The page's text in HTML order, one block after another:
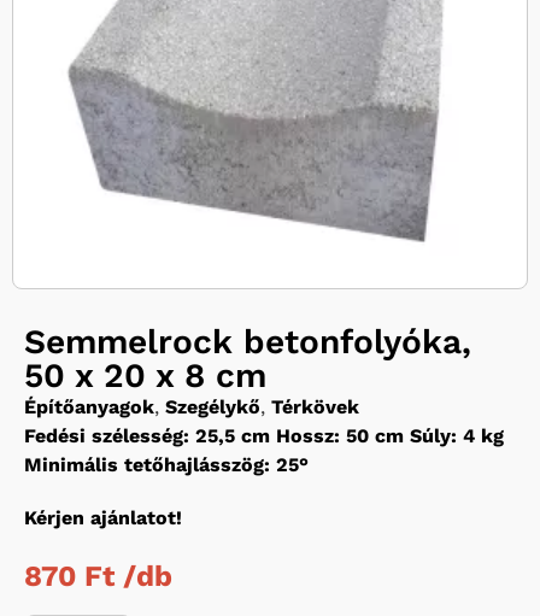
Semmelrock betonfolyóka,
50 x 20 x 8 cm
Építőanyagok, Szegélykő, Térkövek
Fedési szélesség: 25,5 cm Hossz: 50 cm Súly: 4 kg
Minimális tetőhajlásszög: 25°
Kérjen ajánlatot!
870 Ft /db